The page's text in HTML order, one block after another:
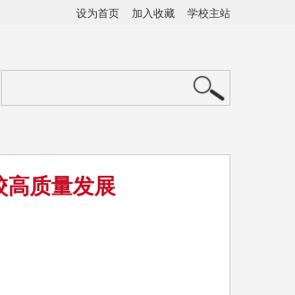
设为首页 加入收藏 学校主站
高质量发展